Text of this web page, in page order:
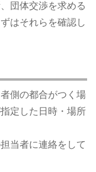
団体交渉を求める
はそれらを確認し
側の都合がつく場
定した日時・場所
当者に連絡をして